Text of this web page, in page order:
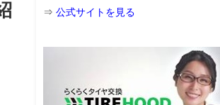
⇒ 公式サイトを見る